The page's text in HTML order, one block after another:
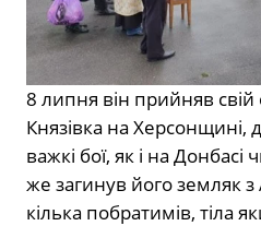
8 липня він прийняв свій
Князівка на Херсонщині,
важкі бої, як і на Донбасі
же загинув його земляк
кілька побратимів, тіла